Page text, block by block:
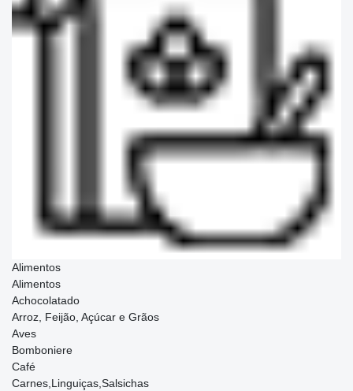
Alimentos
Alimentos
Achocolatado
Arroz, Feijão, Açúcar e Grãos
Aves
Bomboniere
Café
Carnes,Linguiças,Salsichas